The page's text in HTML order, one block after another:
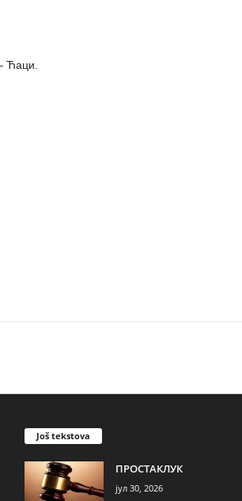
Ћаци.
Još tekstova
ПРОСТАКЛУК
јул 30, 2026